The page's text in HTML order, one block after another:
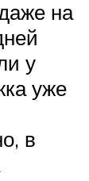
на
у
уже
в